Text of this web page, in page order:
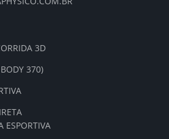
3D
370)
ESPORTIVA